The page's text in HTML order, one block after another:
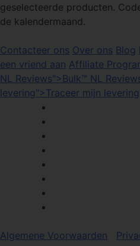
geselecteerde producten.
de kalendermaand.
Contacteer ons Over ons Blog
een vriend aan Affiliate
NL Reviews">Bulk™ NL
levering">Traceer mijn levering
Algemene Voorwaarden